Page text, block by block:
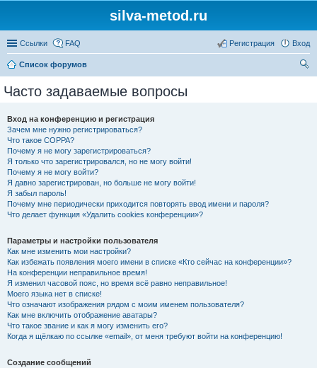
silva-metod.ru
Ссылки FAQ Вход
Регистрация
Список форумов
Часто задаваемые вопросы
Вход на конференцию и регистрация
Зачем мне нужно регистрироваться?
Что такое COPPA?
Почему я не могу зарегистрироваться?
Я только что зарегистрировался, но не могу войти!
Почему я не могу войти?
Я давно зарегистрирован, но больше не могу войти!
Я забыл пароль!
Почему мне периодически приходится повторять ввод имени и пароля?
Что делает функция «Удалить cookies конференции»?
Параметры и настройки пользователя
Как мне изменить мои настройки?
Как избежать появления моего имени в списке «Кто сейчас на конференции»?
На конференции неправильное время!
Я изменил часовой пояс, но время всё равно неправильное!
Моего языка нет в списке!
Что означают изображения рядом с моим именем пользователя?
Как мне включить отображение аватары?
Что такое звание и как я могу изменить его?
Когда я щёлкаю по ссылке «email», от меня требуют войти на конференцию!
Создание сообщений